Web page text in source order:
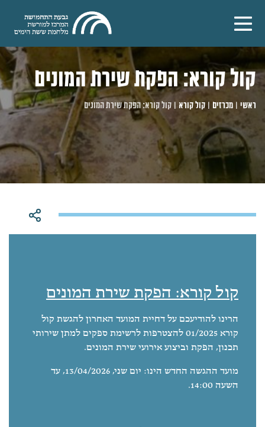
קול קורא: הפקת שירת המונים
ראשי | מכרזים | קול קורא | קול קורא: הפקת שירת המונים
קול קורא: הפקת שירת המונים
הרינו להודיעכם על דחיית המועד האחרון להגשת קול
קורא 01/2025 להצטרפות לרשימת ספקים למתן שירותי
תכנון, הפקת וביצוע אירועי שירת המונים.
מועד ההגשה החדש הינו: יום שני, 13/04/2026, עד
השעה 14:00.